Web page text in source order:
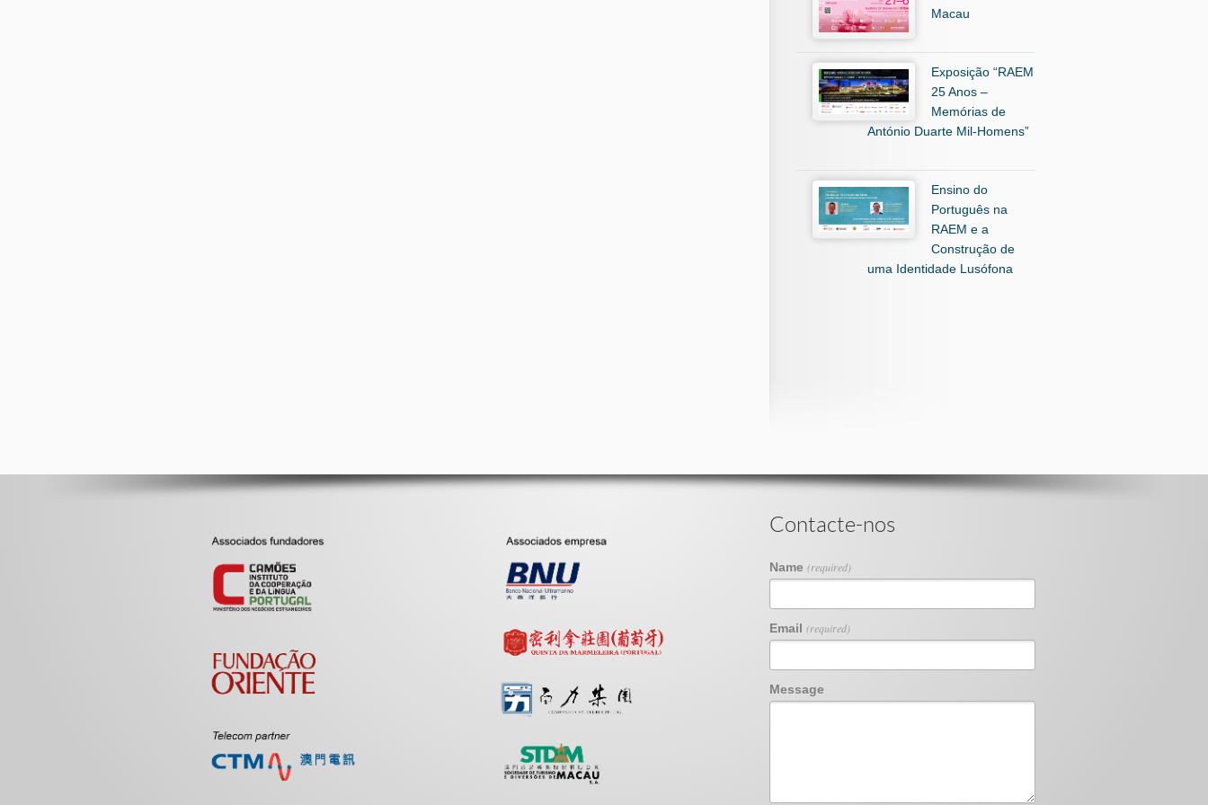
Macau
Exposição “RAEM
25 Anos –
Memórias de
António Duarte Mil-Homens”
Ensino do
Português na
RAEM e a
Construção de
uma Identidade Lusófona
Contacte-nos
Name (required)
Email (required)
Message